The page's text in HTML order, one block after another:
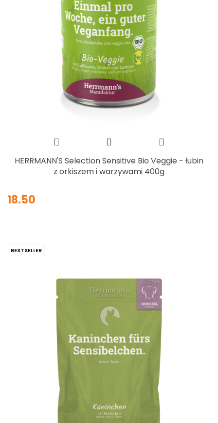
HERRMANN'S Selection Sensitive Bio Veggie - łubin
z orkiszem i warzywami 400g
18.50
BESTSELLER